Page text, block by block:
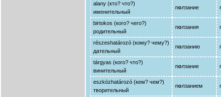
alany (кто? что?)
именительный
ползание
birtokos (кого? чего?)
родительный
ползания
részeshatározó (кому? чему?)
дательный
ползанию
tárgyas (кого? что?)
винительный
ползание
eszközhatározó (кем? чем?)
творительный
ползанием